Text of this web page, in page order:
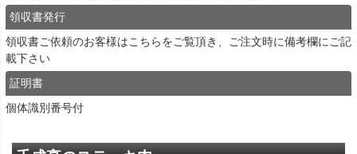
領収書発行
領収書ご依頼のお客様はこちらをご覧頂き、ご注文時に備考欄にご記
載下さい
証明書
個体識別番号付